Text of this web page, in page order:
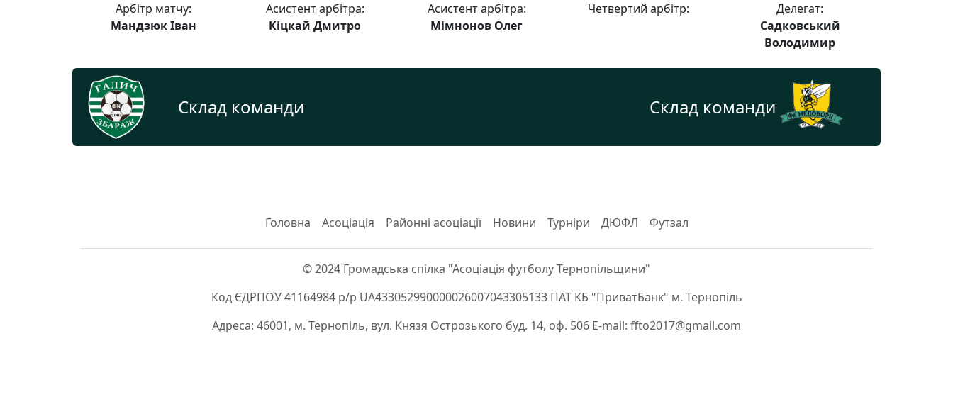
Арбітр матчу:
Мандзюк Іван
Асистент арбітра:
Кіцкай Дмитро
Асистент арбітра:
Мімнонов Олег
Четвертий арбітр:
Делегат:
Садковський
Володимир
Склад команди Склад команди
Головна Асоціація Районні асоціації Новини Турніри ДЮФЛ Футзал
© 2024 Громадська спілка "Асоціація футболу Тернопільщини"
Код ЄДРПОУ 41164984 р/р UA433052990000026007043305133 ПАТ КБ "ПриватБанк" м. Тернопіль
Адреса: 46001, м. Тернопіль, вул. Князя Острозького буд. 14, оф. 506 E-mail: ffto2017@gmail.com